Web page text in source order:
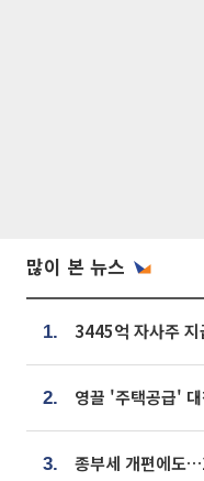
많이 본 뉴스
1.
2.
3.